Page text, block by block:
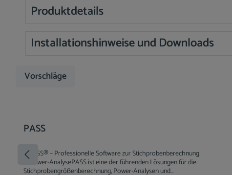
Produktdetails
Installationshinweise und Downloads
Vorschläge
PASS
🧪 PASS® – Professionelle Software zur Stichprobenberechnung
& Power-AnalysePASS ist eine der führenden Lösungen für die
Stichprobengrößenberechnung, Power-Analysen und